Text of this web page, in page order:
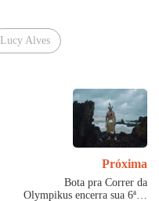
Lucy Alves
Próxima
Bota pra Correr da
Olympikus encerra sua 6ª…